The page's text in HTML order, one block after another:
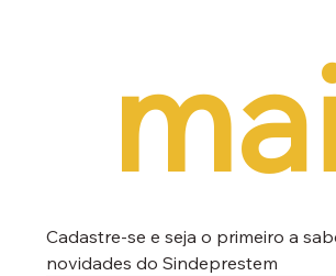
Cadastre-se e seja o primeiro a
novidades do Sindeprestem